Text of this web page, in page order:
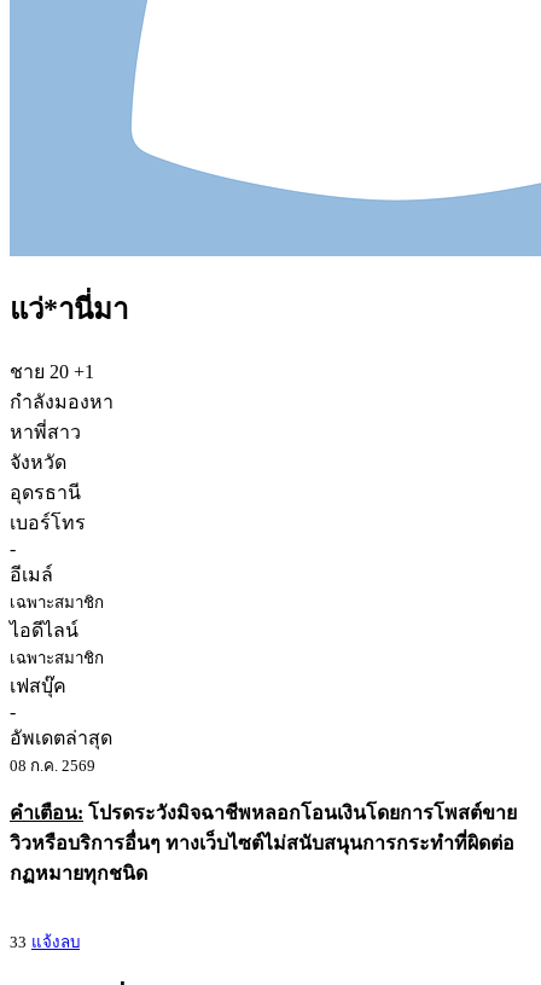
แว่*านี่มา
ชาย 20 +1
กำลังมองหา
หาพี่สาว
จังหวัด
อุดรธานี
เบอร์โทร
-
อีเมล์
เฉพาะสมาชิก
ไอดีไลน์
เฉพาะสมาชิก
เฟสบุ๊ค
-
อัพเดตล่าสุด
08 ก.ค. 2569
คำเตือน: โปรดระวังมิจฉาชีพหลอกโอนเงินโดยการโพสต์ขาย
วิวหรือบริการอื่นๆ ทางเว็บไซต์ไม่สนับสนุนการกระทำที่ผิดต่อ
กฏหมายทุกชนิด
33 แจ้งลบ